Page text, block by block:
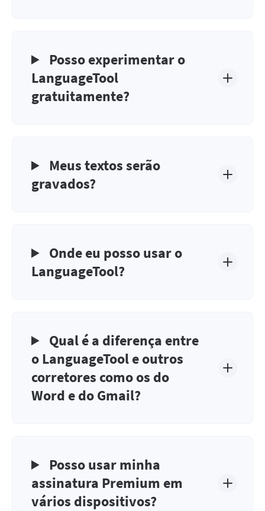
Posso experimentar o
LanguageTool
gratuitamente?
Meus textos serão
gravados?
Onde eu posso usar o
LanguageTool?
Qual é a diferença entre
o LanguageTool e outros
corretores como os do
Word e do Gmail?
Posso usar minha
assinatura Premium em
vários dispositivos?